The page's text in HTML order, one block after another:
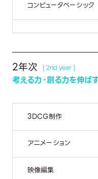
コンピュータベーシック
2年次 [ 2nd year ]
考える力・創る力を伸ば
3DCG制作
アニメーション
映像編集